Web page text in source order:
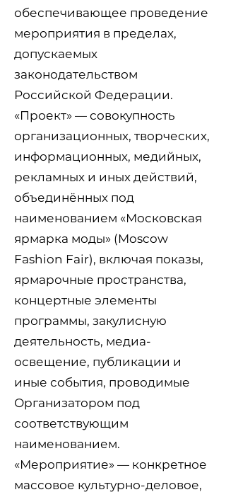
обеспечивающее проведение
мероприятия в пределах,
допускаемых
законодательством
Российской Федерации.
«Проект» — совокупность
организационных, творческих,
информационных, медийных,
рекламных и иных действий,
объединённых под
наименованием «Московская
ярмарка моды» (Moscow
Fashion Fair), включая показы,
ярмарочные пространства,
концертные элементы
программы, закулисную
деятельность, медиа-
освещение, публикации и
иные события, проводимые
Организатором под
соответствующим
наименованием.
«Мероприятие» — конкретное
массовое культурно-деловое,